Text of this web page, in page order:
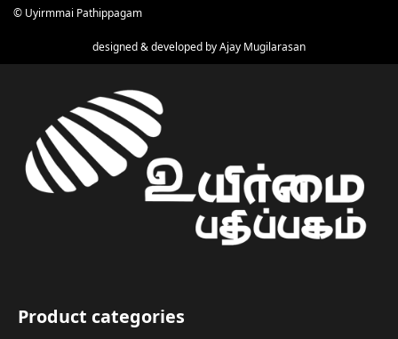
© Uyirmmai Pathippagam
designed & developed byAjay Mugilarasan
Product categories